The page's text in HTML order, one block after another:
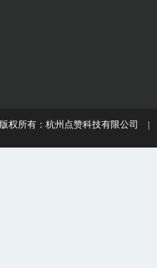
版权所有：杭州点赞科技有限公司